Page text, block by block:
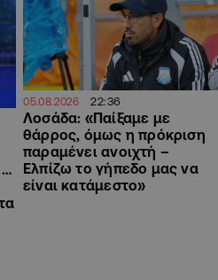
05.08.2026 22:36
Λοσάδα: «Παίξαμε με
θάρρος, όμως η πρόκριση
παραμένει ανοιχτή –
Ελπίζω το γήπεδο μας να
είναι κατάμεστο»